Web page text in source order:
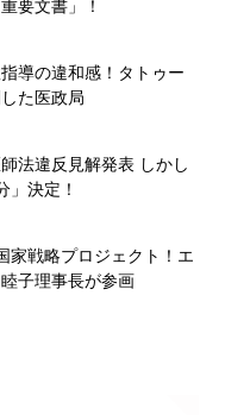
要文書」！
導の違和感！タトゥー
た医政局
法違反見解発表 しかし
決定！
家戦略プロジェクト！エ
子理事長が参画